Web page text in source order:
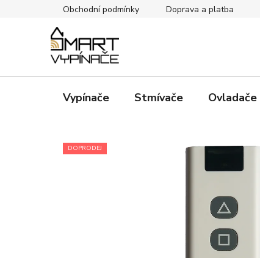
Obchodní podmínky Doprava a platba
Vypínače Stmívače Ovladače
DOPRODEJ